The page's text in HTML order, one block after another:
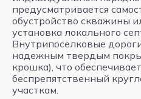
предусматривается
обустройство скважины
установка локального
Внутрипоселковые
надежным твердым
крошка), что
беспрепятственный
участкам.